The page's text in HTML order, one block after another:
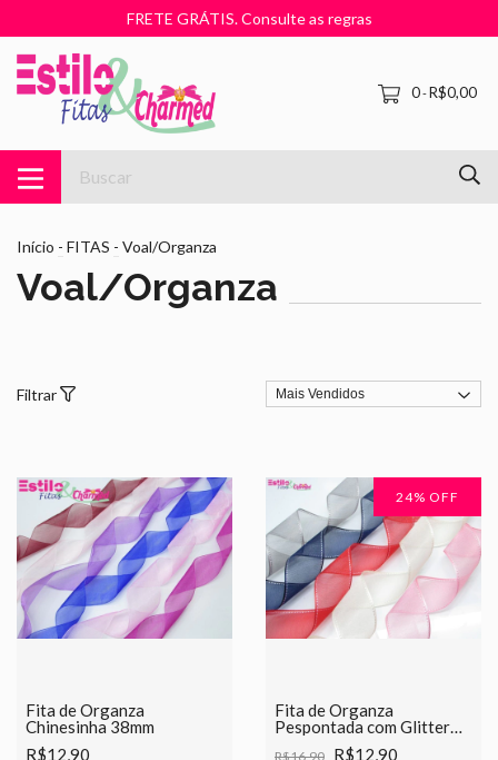
FRETE GRÁTIS. Consulte as regras
0-R$0,00
Início - FITAS - Voal/Organza
Voal/Organza
Filtrar
Fita de Organza
Chinesinha 38mm
R$12,90
24% OFF
Fita de Organza
Pespontada com Glitter
Sanding 38mm
R$16,90 R$12,90